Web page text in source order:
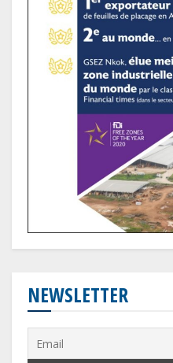
NEWSLETTER